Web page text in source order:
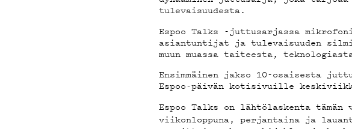
tulevaisuudesta.
Espoo Talks -juttusarjassa
asiantuntijat ja tulevaisuuden
muun muassa taiteesta,
Ensimmäinen jakso 10-osaisesta
Espoo-päivän kotisivuille
Espoo Talks on lähtölaskenta tämän
viikonloppuna, perjantaina ja